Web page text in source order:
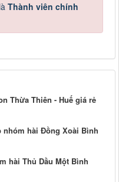
Thành viên chính
Thừa Thiên - Huế giá rẻ
hài Đồng Xoài Bình
hài Thủ Dầu Một Bình